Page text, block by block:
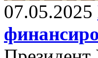
07.05.2025